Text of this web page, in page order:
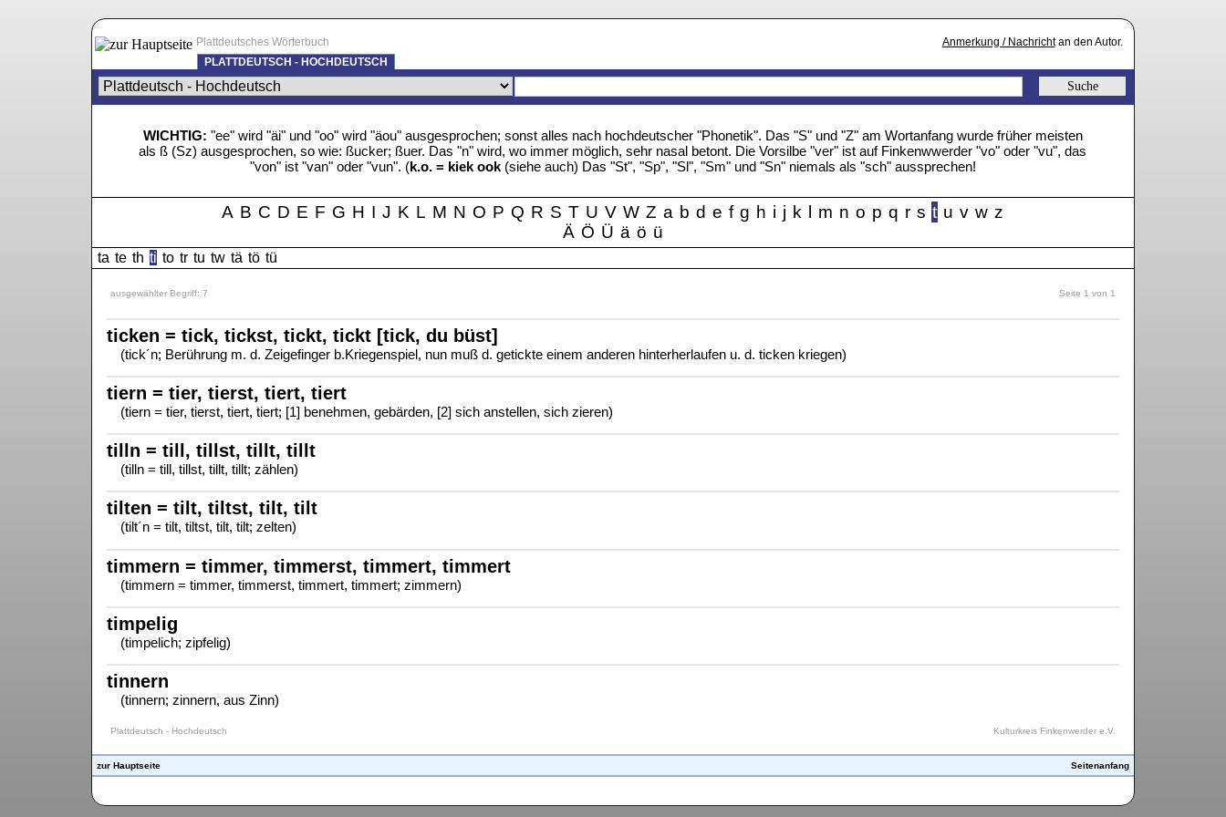
Anmerkung / Nachrichtan den Autor.
Plattdeutsches Wörterbuch
PLATTDEUTSCH - HOCHDEUTSCH
WICHTIG: "ee" wird "äi" und "oo" wird "äou" ausgesprochen; sonst alles nach hochdeutscher "Phonetik". Das "S" und "Z" am Wortanfang wurde früher meisten
als ß (Sz) ausgesprochen, so wie: ßucker; ßuer. Das "n" wird, wo immer möglich, sehr nasal betont. Die Vorsilbe "ver" ist auf Finkenwwerder "vo" oder "vu", das
"von" ist "van" oder "vun". (k.o. = kiek ook(siehe auch) Das "St", "Sp", "Sl", "Sm" und "Sn" niemals als "sch" aussprechen!
A B C D E F G H I J K L M N O P Q R S T U V W Z a b d e f g h i j k l m n o p q r s t u v w z
Ä Ö Ü ä ö ü
ta te th ti to tr tu tw tä tö tü
ausgewählter Begriff: 7 Seite 1 von 1
ticken = tick, tickst, tickt, tickt [tick, du büst]
(tick´n; Berührung m. d. Zeigefinger b.Kriegenspiel, nun muß d. getickte einem anderen hinterherlaufen u. d. ticken kriegen)
tiern = tier, tierst, tiert, tiert
(tiern = tier, tierst, tiert, tiert; [1] benehmen, gebärden, [2] sich anstellen, sich zieren)
tilln = till, tillst, tillt, tillt
(tilln = till, tillst, tillt, tillt; zählen)
tilten = tilt, tiltst, tilt, tilt
(tilt´n = tilt, tiltst, tilt, tilt; zelten)
timmern = timmer, timmerst, timmert, timmert
(timmern = timmer, timmerst, timmert, timmert; zimmern)
timpelig
(timpelich; zipfelig)
tinnern
(tinnern; zinnern, aus Zinn)
Plattdeutsch - Hochdeutsch Kulturkreis Finkenwerder e.V.
zur Hauptseite Seitenanfang